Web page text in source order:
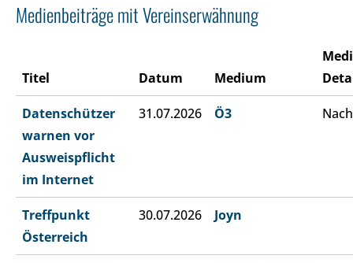
Medienbeiträge mit Vereinserwähnung
Titel Datum Medium
Datenschützer
warnen vor
Ausweispflicht
im Internet
31.07.2026 Ö3
Treffpunkt
Österreich
30.07.2026 Joyn